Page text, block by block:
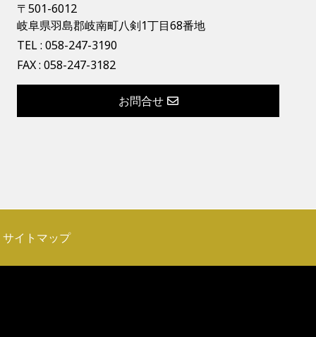
〒501-6012
岐阜県羽島郡岐南町八剣1丁目68番地
TEL : 058-247-3190
FAX : 058-247-3182
お問合せ
サイトマップ